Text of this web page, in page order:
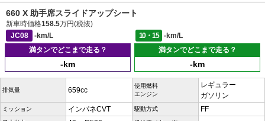
660 X 助手席スライドアップシート
新車時価格158.5万円(税抜)
JC08
-km/L 10・15
-km/L
満タンでどこまで走る？
-km
満タンでどこまで走る？
-km
排気量 659cc
使用燃料
エンジン
レギュラー
ガソリン
ミッション インパネCVT 駆動方式 FF